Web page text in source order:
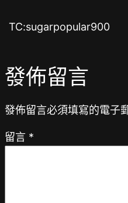
TC:sugarpopular900
發佈留言
發佈留言必須填寫的電子
留言 *